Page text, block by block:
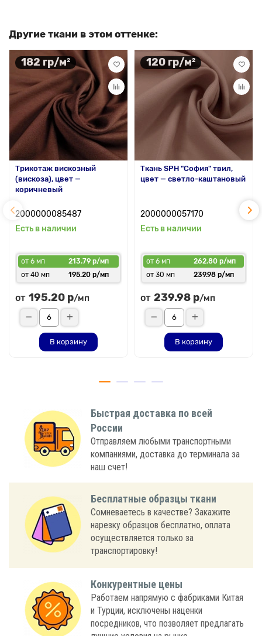
Другие ткани в этом оттенке:
182 гр/м²
Трикотаж вискозный
(вискоза), цвет —
коричневый
2000000085487
Есть в наличии
от 6 мп
213.79 р/мп
от 40 мп
195.20 р/мп
от 195.20 р/мп
В корзину
120 гр/м²
Ткань SPH "София" твил,
цвет — светло-каштановый
2000000057170
Есть в наличии
от 6 мп
262.80 р/мп
от 30 мп
239.98 р/мп
от 239.98 р/мп
В корзину
Быстрая доставка по всей
России
Отправляем любыми транспортными
компаниями, доставка до терминала за
наш счет!
Бесплатные образцы ткани
Сомневаетесь в качестве? Закажите
нарезку образцов бесплатно, оплата
осуществляется только за
транспортировку!
Конкурентные цены
Работаем напрямую с фабриками Китая
и Турции, исключены наценки
посредников, что позволяет предлагать